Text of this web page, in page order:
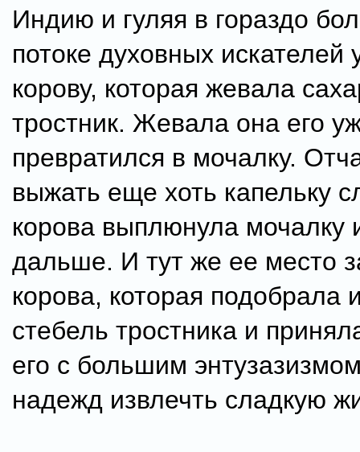
Индию и гуляя в гораздо
потоке духовных искателей
корову, которая жевала
тростник. Жевала она его
превратился в мочалку.
выжать еще хоть капельку
корова выплюнула мочалку
дальше. И тут же ее место
корова, которая подобрала
стебель тростника и
его с большим
надежд извлечть сладкую